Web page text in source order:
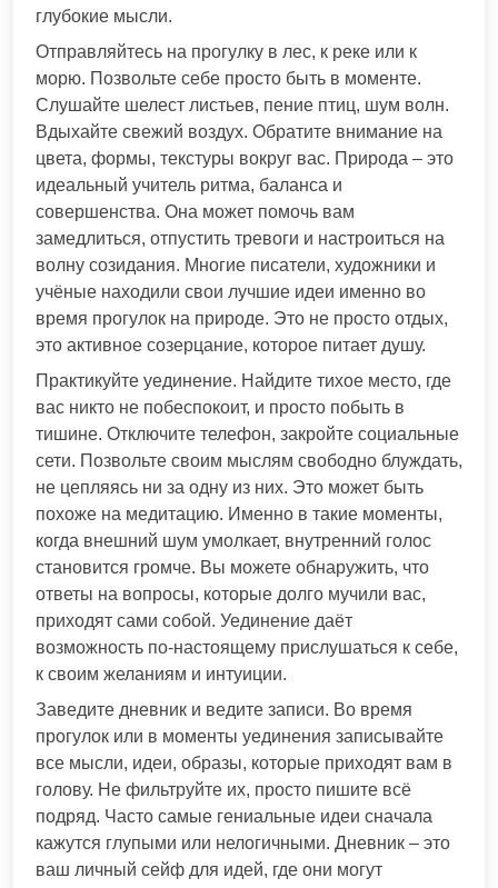
глубокие мысли.
Отправляйтесь на прогулку в лес, к реке или к
морю. Позвольте себе просто быть в моменте.
Слушайте шелест листьев, пение птиц, шум волн.
Вдыхайте свежий воздух. Обратите внимание на
цвета, формы, текстуры вокруг вас. Природа – это
идеальный учитель ритма, баланса и
совершенства. Она может помочь вам
замедлиться, отпустить тревоги и настроиться на
волну созидания. Многие писатели, художники и
учёные находили свои лучшие идеи именно во
время прогулок на природе. Это не просто отдых,
это активное созерцание, которое питает душу.
Практикуйте уединение. Найдите тихое место, где
вас никто не побеспокоит, и просто побыть в
тишине. Отключите телефон, закройте социальные
сети. Позвольте своим мыслям свободно блуждать,
не цепляясь ни за одну из них. Это может быть
похоже на медитацию. Именно в такие моменты,
когда внешний шум умолкает, внутренний голос
становится громче. Вы можете обнаружить, что
ответы на вопросы, которые долго мучили вас,
приходят сами собой. Уединение даёт
возможность по-настоящему прислушаться к себе,
к своим желаниям и интуиции.
Заведите дневник и ведите записи. Во время
прогулок или в моменты уединения записывайте
все мысли, идеи, образы, которые приходят вам в
голову. Не фильтруйте их, просто пишите всё
подряд. Часто самые гениальные идеи сначала
кажутся глупыми или нелогичными. Дневник – это
ваш личный сейф для идей, где они могут